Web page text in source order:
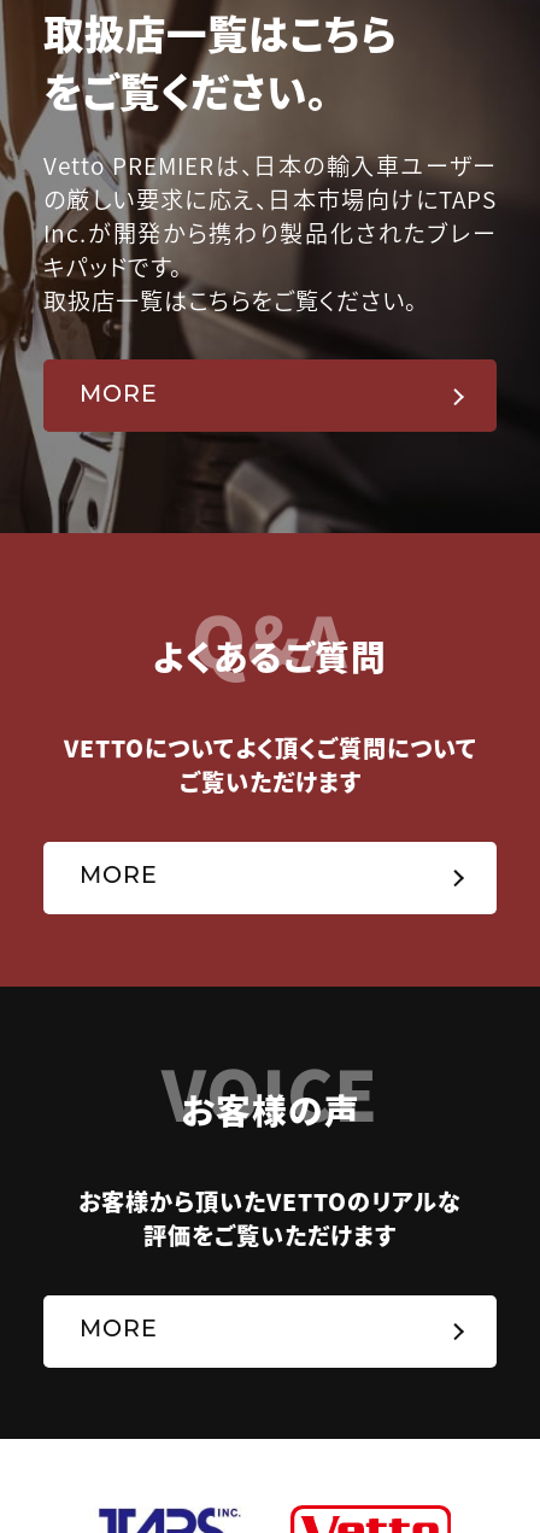
取扱店一覧はこちら
をご覧ください。
Vetto PREMIERは、日本の輸入車ユーザー
の厳しい要求に応え、日本市場向けにTAPS
Inc.が開発から携わり製品化されたブレー
キパッドです。
取扱店一覧はこちらをご覧ください。
MORE
Q&A
よくあるご質問
VETTOについてよく頂くご質問について
ご覧いただけます
MORE
VOICE
お客様の声
お客様から頂いたVETTOのリアルな
評価をご覧いただけます
MORE